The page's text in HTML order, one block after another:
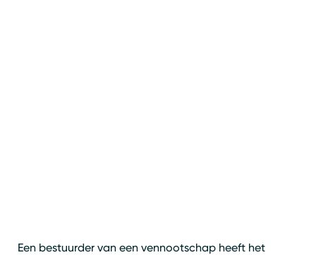
Een bestuurder van een vennootschap heeft het